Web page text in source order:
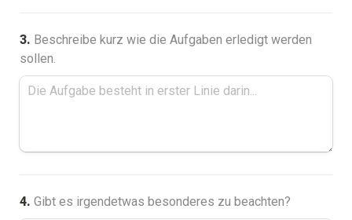
3. Beschreibe kurz wie die Aufgaben erledigt werden
4.